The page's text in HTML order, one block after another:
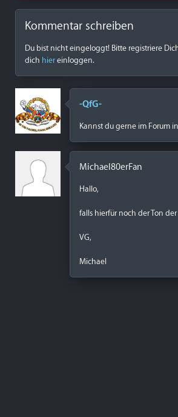
Kommentar schreiben
Du bist nicht eingeloggt! Bitte registriere
dich hiereinloggen.
-QfG-
Kannst du gerne im Forum
Michael80erFan
Hallo,
falls hierfür noch der Ton
VG,
Michael